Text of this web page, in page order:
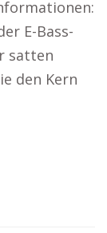
E-Bass-
satten
den Kern